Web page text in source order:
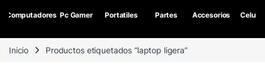
Computadores Pc Gamer Portatiles Partes Accesorios
Inicio Productos etiquetados “laptop ligera”